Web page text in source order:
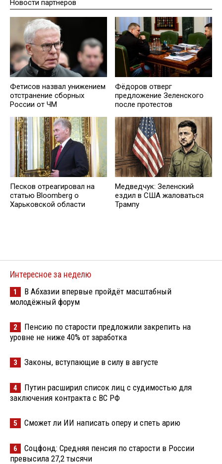
Новости партнеров
Фетисов назвал унижением
отстранение сборных
России от ЧМ
Фёдоров отверг
предложение Зеленского
после протестов
Песков отреагировал на
статью Bloomberg о
Харьковской области
Медведчук: Зеленский
ездил в США жаловаться
Трампу
Интересное за неделю
1
В Абхазии впервые пройдёт масштабный
молодёжный форум
2
Пенсию по старости предложили закрепить на
уровне не ниже 40% от заработка
3 Законы, вступающие в силу в августе
4
Путин расширил список лиц с судимостью для
заключения контракта с ВС РФ
5 Сможет ли ИИ написать оперу и спеть арию
6
Соцфонд: Средняя пенсия по старости в России
превысила 27,2 тысячи